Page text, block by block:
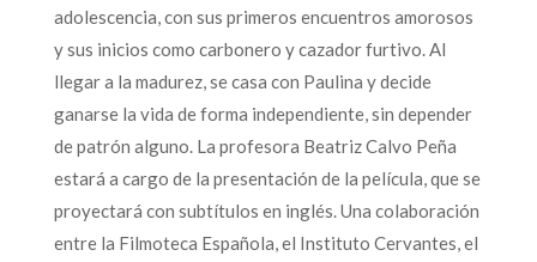
adolescencia, con sus primeros encuentros amorosos
y sus inicios como carbonero y cazador furtivo. Al
llegar a la madurez, se casa con Paulina y decide
ganarse la vida de forma independiente, sin depender
de patrón alguno. La profesora Beatriz Calvo Peña
estará a cargo de la presentación de la película, que se
proyectará con subtítulos en inglés. Una colaboración
entre la Filmoteca Española, el Instituto Cervantes, el